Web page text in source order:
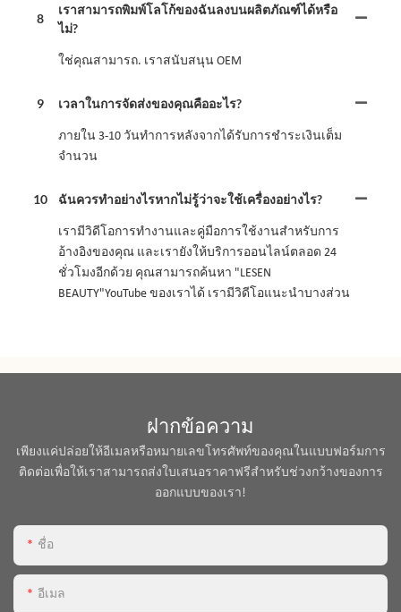
8
เราสามารถพิมพ์โลโก้ของฉันลงบนผลิตภัณฑ์ได้หรือ
ไม่?
ใช่คุณสามารถ. เราสนับสนุน OEM
9 เวลาในการจัดส่งของคุณคืออะไร?
ภายใน 3-10 วันทำการหลังจากได้รับการชำระเงินเต็ม
จำนวน
10 ฉันควรทำอย่างไรหากไม่รู้ว่าจะใช้เครื่องอย่างไร?
เรามีวิดีโอการทำงานและคู่มือการใช้งานสำหรับการ
อ้างอิงของคุณ และเรายังให้บริการออนไลน์ตลอด 24
ชั่วโมงอีกด้วย คุณสามารถค้นหา "LESEN
BEAUTY"YouTube ของเราได้ เรามีวิดีโอแนะนำบางส่วน
ฝากข้อความ
เพียงแค่ปล่อยให้อีเมลหรือหมายเลขโทรศัพท์ของคุณในแบบฟอร์มการ
ติดต่อเพื่อให้เราสามารถส่งใบเสนอราคาฟรีสำหรับช่วงกว้างของการ
ออกแบบของเรา!
ชื่อ
อีเมล